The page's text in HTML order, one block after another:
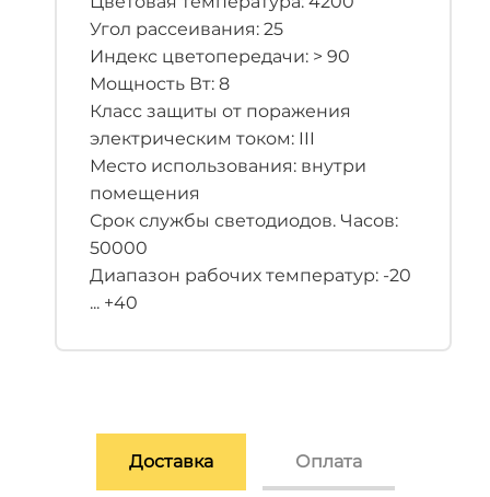
Угол рассеивания: 25
Индекс цветопередачи: > 90
Мощность Вт: 8
Класс защиты от поражения
электрическим током: III
Место использования: внутри
помещения
Срок службы светодиодов. Часов:
50000
Диапазон рабочих температур: -20
... +40
Доставка Оплата